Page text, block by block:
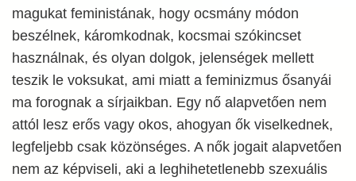
magukat feministának, hogy ocsmány módon
beszélnek, káromkodnak, kocsmai szókincset
használnak, és olyan dolgok, jelenségek mellett
teszik le voksukat, ami miatt a feminizmus ősanyái
ma forognak a sírjaikban. Egy nő alapvetően nem
attól lesz erős vagy okos, ahogyan ők viselkednek,
legfeljebb csak közönséges. A nők jogait alapvetően
nem az képviseli, aki a leghihetetlenebb szexuális